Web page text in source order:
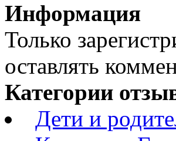
Информация
Только
оставлять
Категории
Дети и